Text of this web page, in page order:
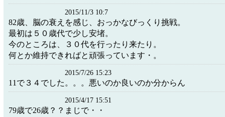
2015/11/3 10:7
82歳、脳の衰えを感じ、おっかなびっくり挑戦。
最初は５０歳代で少し安堵。
今のところは、３０代を行ったり来たり。
何とか維持できればと頑張っています・。
2015/7/26 15:23
11で３４でした。。。悪いのか良いのか分からん
2015/4/17 15:51
79歳で26歳？？まじで・・